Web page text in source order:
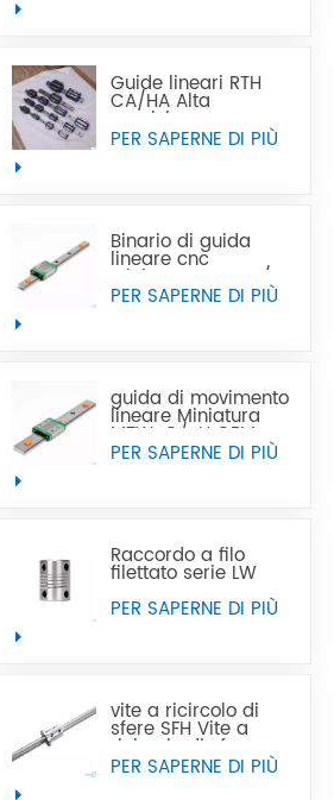
Guide lineari RTH
CA/HA Alta
precisione e prezzo
accessibile
PER SAPERNE DI PIÙ
Binario di guida
lineare cnc
Miniatura MTN-C/-
H OEM ODM
PER SAPERNE DI PIÙ
guida di movimento
lineare Miniatura
MTW-C/-H OEM
ODM
PER SAPERNE DI PIÙ
Raccordo a filo
filettato serie LW
PER SAPERNE DI PIÙ
vite a ricircolo di
sfere SFH Vite a
ricircolo di sfere con
filettatura sinistra
utilizzata nelle
PER SAPERNE DI PIÙ